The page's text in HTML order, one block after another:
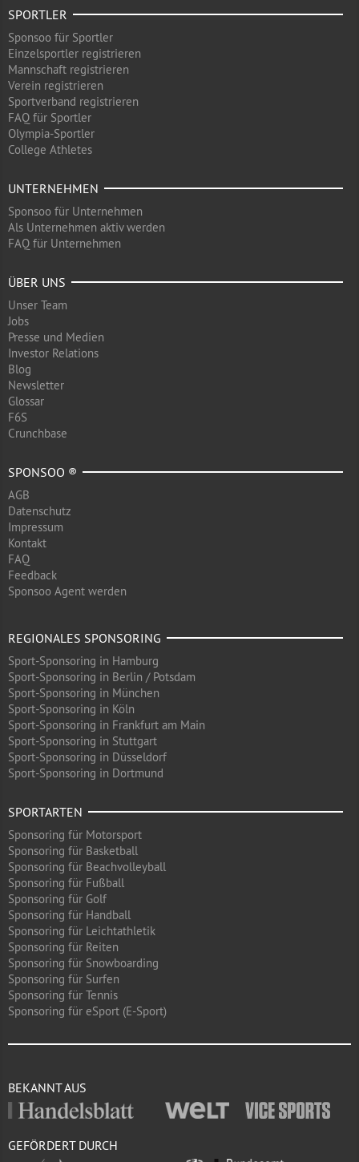
SPORTLER
Sponsoo für Sportler
Einzelsportler registrieren
Mannschaft registrieren
Verein registrieren
Sportverband registrieren
FAQ für Sportler
Olympia-Sportler
College Athletes
UNTERNEHMEN
Sponsoo für Unternehmen
Als Unternehmen aktiv werden
FAQ für Unternehmen
ÜBER UNS
Unser Team
Jobs
Presse und Medien
Investor Relations
Blog
Newsletter
Glossar
F6S
Crunchbase
SPONSOO ®
AGB
Datenschutz
Impressum
Kontakt
FAQ
Feedback
Sponsoo Agent werden
REGIONALES SPONSORING
Sport-Sponsoring in Hamburg
Sport-Sponsoring in Berlin / Potsdam
Sport-Sponsoring in München
Sport-Sponsoring in Köln
Sport-Sponsoring in Frankfurt am Main
Sport-Sponsoring in Stuttgart
Sport-Sponsoring in Düsseldorf
Sport-Sponsoring in Dortmund
SPORTARTEN
Sponsoring für Motorsport
Sponsoring für Basketball
Sponsoring für Beachvolleyball
Sponsoring für Fußball
Sponsoring für Golf
Sponsoring für Handball
Sponsoring für Leichtathletik
Sponsoring für Reiten
Sponsoring für Snowboarding
Sponsoring für Surfen
Sponsoring für Tennis
Sponsoring für eSport (E-Sport)
BEKANNT AUS
GEFÖRDERT DURCH